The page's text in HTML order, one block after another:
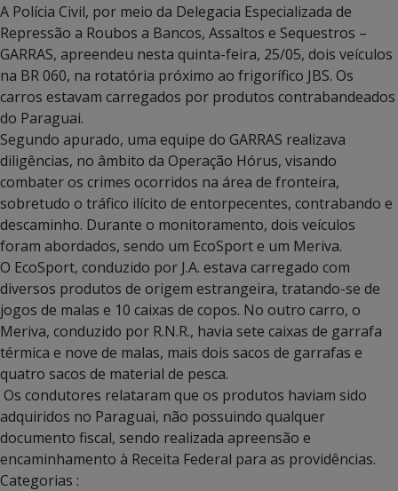
A Polícia Civil, por meio da Delegacia Especializada de
Repressão a Roubos a Bancos, Assaltos e Sequestros –
GARRAS, apreendeu nesta quinta-feira, 25/05, dois veículos
na BR 060, na rotatória próximo ao frigorífico JBS. Os
carros estavam carregados por produtos contrabandeados
do Paraguai.
Segundo apurado, uma equipe do GARRAS realizava
diligências, no âmbito da Operação Hórus, visando
combater os crimes ocorridos na área de fronteira,
sobretudo o tráfico ilícito de entorpecentes, contrabando e
descaminho. Durante o monitoramento, dois veículos
foram abordados, sendo um EcoSport e um Meriva.
O EcoSport, conduzido por J.A. estava carregado com
diversos produtos de origem estrangeira, tratando-se de
jogos de malas e 10 caixas de copos. No outro carro, o
Meriva, conduzido por R.N.R., havia sete caixas de garrafa
térmica e nove de malas, mais dois sacos de garrafas e
quatro sacos de material de pesca.
Os condutores relataram que os produtos haviam sido
adquiridos no Paraguai, não possuindo qualquer
documento fiscal, sendo realizada apreensão e
encaminhamento à Receita Federal para as providências.
Categorias :